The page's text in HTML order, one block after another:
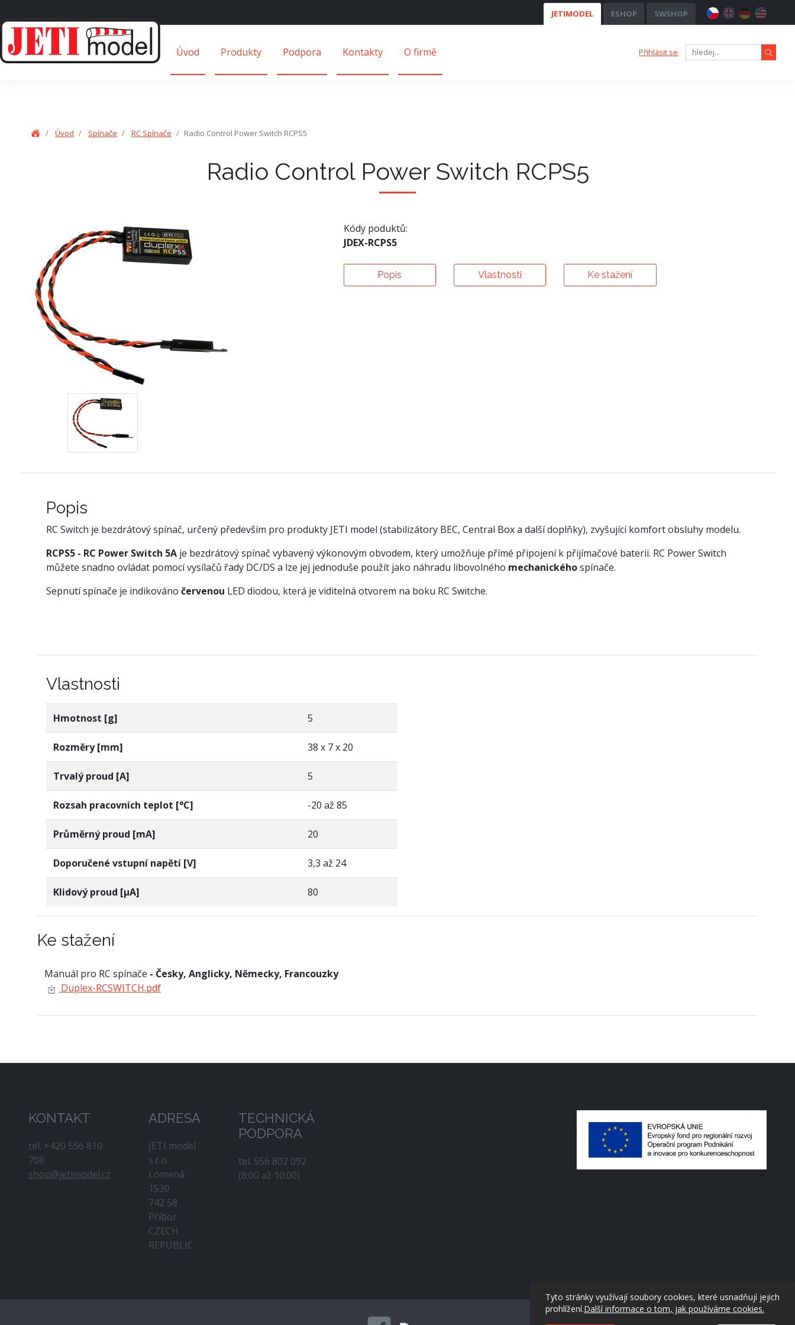
JETIMODEL ESHOP SWSHOP
Úvod Produkty Podpora Kontakty O firmě Přihlásit se
Úvod Spínače RC Spínače Radio Control Power Switch RCPS5
Radio Control Power Switch RCPS5
Kódy poduktů:
JDEX-RCPS5
Popis Vlastnosti Ke stažení
Popis
RC Switch je bezdrátový spínač, určený především pro produkty JETI model (stabilizátory BEC, Central Box a další doplňky), zvyšující komfort obsluhy modelu.
RCPS5 - RC Power Switch 5A je bezdrátový spínač vybavený výkonovým obvodem, který umožňuje přímé připojení k přijímačové baterii. RC Power Switch
můžete snadno ovládat pomocí vysílačů řady DC/DS a lze jej jednoduše použít jako náhradu libovolného mechanickéhospínače.
Sepnutí spínače je indikováno červenou LED diodou, která je viditelná otvorem na boku RC Switche.
Vlastnosti
Hmotnost [g] 5
Rozměry [mm] 38 x 7 x 20
Trvalý proud [A] 5
Rozsah pracovních teplot [°C] -20 až 85
Průměrný proud [mA] 20
Doporučené vstupní napětí [V] 3,3 až 24
Klidový proud [µA] 80
Ke stažení
Manuál pro RC spínače - Česky, Anglicky, Německy, Francouzky
Duplex-RCSWITCH.pdf
KONTAKT
tel. +420 556 810
708
shop@jetimodel.cz
ADRESA
JETI model
s.r.o.
Lomená
1530
742 58
Příbor
CZECH
REPUBLIC
TECHNICKÁ
PODPORA
tel. 556 802 092
(8:00 až 10:00)
Tyto stránky využívají soubory cookies, které usnadňují jejich
prohlížení.Další informace o tom, jak používáme cookies.